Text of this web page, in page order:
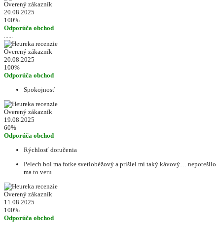
Overený zákazník
20.08.2025
100%
Odporúča obchod
......
Overený zákazník
20.08.2025
100%
Odporúča obchod
Spokojnosť
Overený zákazník
19.08.2025
60%
Odporúča obchod
Rýchlosť doručenia
Pelech bol ma fotke svetlobéžový a prišiel mi taký kávový… nepotešilo
ma to veru
Overený zákazník
11.08.2025
100%
Odporúča obchod